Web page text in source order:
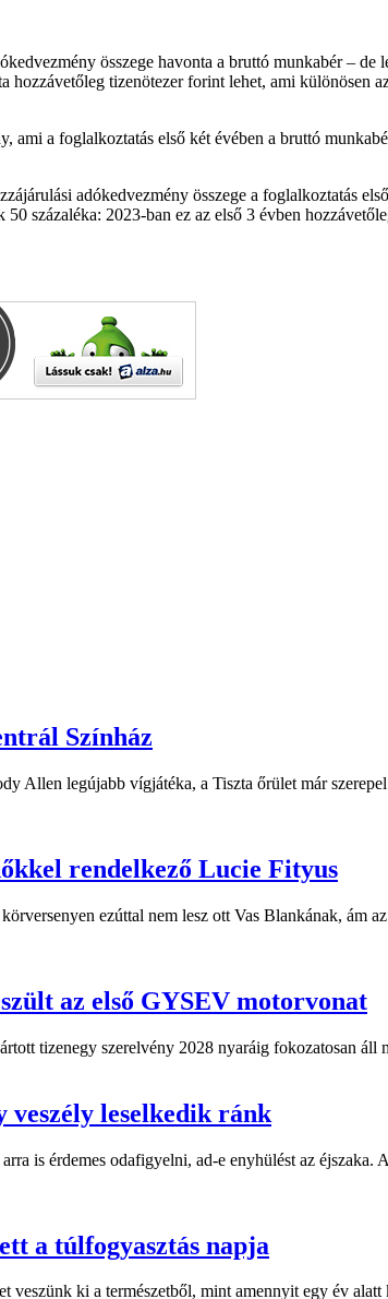
összege havonta a bruttó munkabér –
tizenötezer forint lehet, ami különösen
a foglalkoztatás első két évében a bruttó
adókedvezmény összege a foglalkoztatás
százaléka: 2023-ban ez az első 3 évben
Színház
Allen legújabb vígjátéka, a Tiszta őrület már
rendelkező Lucie Fityus
ezúttal nem lesz ott Vas Blankának, ám
az első GYSEV motorvonat
tizenegy szerelvény 2028 nyaráig fokozatosan áll
veszély leselkedik ránk
is érdemes odafigyelni, ad-e enyhülést az éjszaka.
a túlfogyasztás napja
ki a természetből, mint amennyit egy év